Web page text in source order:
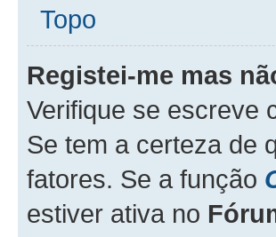
Topo
Registei-me mas
Verifique se escreve
Se tem a certeza de
fatores. Se a função
estiver ativa no